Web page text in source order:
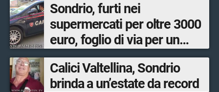
Sondrio, furti nei
supermercati per oltre 3000
euro, foglio di via per un
ventinovenne
Calici Valtellina, Sondrio
brinda a un’estate da record